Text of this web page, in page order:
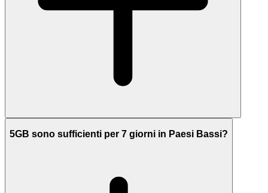
5GB sono sufficienti per 7 giorni in Paesi Bassi?